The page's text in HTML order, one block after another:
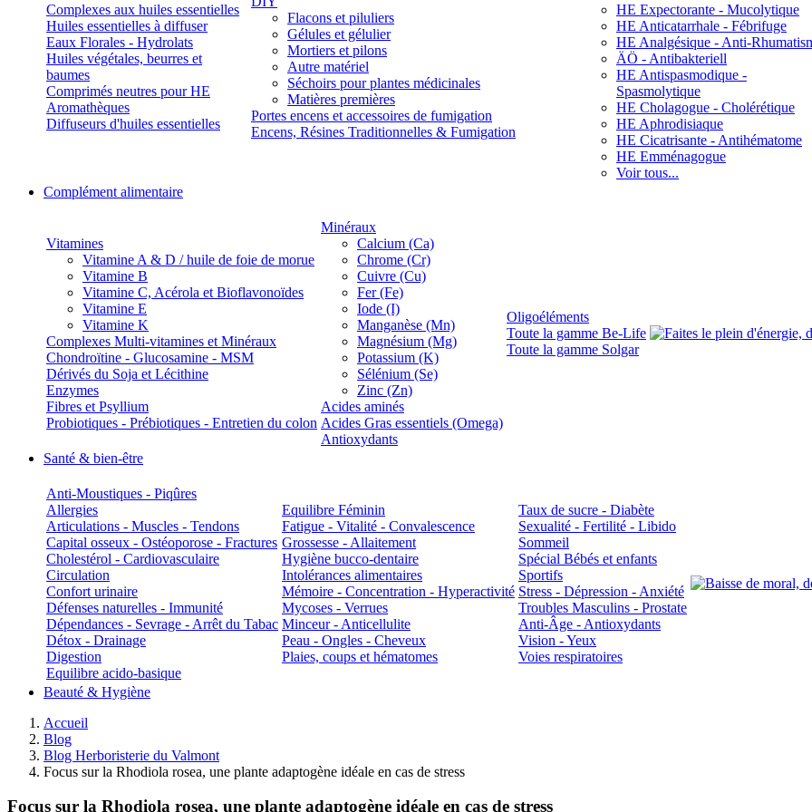
Complexes aux huiles essentielles
Huiles essentielles à diffuser
Eaux Florales - Hydrolats
Huiles végétales, beurres et
baumes
Comprimés neutres pour HE
Aromathèques
Diffuseurs d'huiles essentielles
Flacons et piluliers
Gélules et gélulier
Mortiers et pilons
Autre matériel
Séchoirs pour plantes médicinales
Matières premières
Portes encens et accessoires de fumigation
Encens, Résines Traditionnelles & Fumigation
HE Expectorante - Mucolytique
HE Anticatarrhale - Fébrifuge
HE Analgésique - Anti-
ÄÖ - Antibakteriell
HE Antispasmodique -
Spasmolytique
HE Cholagogue - Cholérétique
HE Aphrodisiaque
HE Cicatrisante - Antihématome
HE Emménagogue
Voir tous...
Complément alimentaire
Vitamines
Vitamine A & D / huile de foie de morue
Vitamine B
Vitamine C, Acérola et Bioflavonoïdes
Vitamine E
Vitamine K
Complexes Multi-vitamines et Minéraux
Chondroïtine - Glucosamine - MSM
Dérivés du Soja et Lécithine
Enzymes
Fibres et Psyllium
Probiotiques - Prébiotiques - Entretien du colon
Minéraux
Calcium (Ca)
Chrome (Cr)
Cuivre (Cu)
Fer (Fe)
Iode (I)
Manganèse (Mn)
Magnésium (Mg)
Potassium (K)
Sélénium (Se)
Zinc (Zn)
Acides aminés
Acides Gras essentiels (Omega)
Antioxydants
Oligoéléments
Toute la gamme Be-Life
Toute la gamme Solgar
Santé & bien-être
Anti-Moustiques - Piqûres
Allergies
Articulations - Muscles - Tendons
Capital osseux - Ostéoporose - Fractures
Cholestérol - Cardiovasculaire
Circulation
Confort urinaire
Défenses naturelles - Immunité
Dépendances - Sevrage - Arrêt du Tabac
Détox - Drainage
Digestion
Equilibre acido-basique
Equilibre Féminin
Fatigue - Vitalité - Convalescence
Grossesse - Allaitement
Hygiène bucco-dentaire
Intolérances alimentaires
Mémoire - Concentration - Hyperactivité
Mycoses - Verrues
Minceur - Anticellulite
Peau - Ongles - Cheveux
Plaies, coups et hématomes
Taux de sucre - Diabète
Sexualité - Fertilité - Libido
Sommeil
Spécial Bébés et enfants
Sportifs
Stress - Dépression - Anxiété
Troubles Masculins - Prostate
Anti-Âge - Antioxydants
Vision - Yeux
Voies respiratoires
Beauté & Hygiène
Accueil
Blog
Blog Herboristerie du Valmont
Focus sur la Rhodiola rosea, une plante adaptogène idéale en cas de stress
Focus sur la Rhodiola rosea, une plante adaptogène idéale en cas de stress